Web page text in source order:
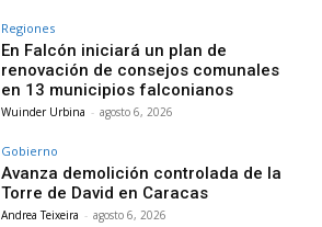
Regiones
En Falcón iniciará un plan de
renovación de consejos comunales
en 13 municipios falconianos
Wuinder Urbina - agosto 6, 2026
Gobierno
Avanza demolición controlada de la
Torre de David en Caracas
Andrea Teixeira - agosto 6, 2026